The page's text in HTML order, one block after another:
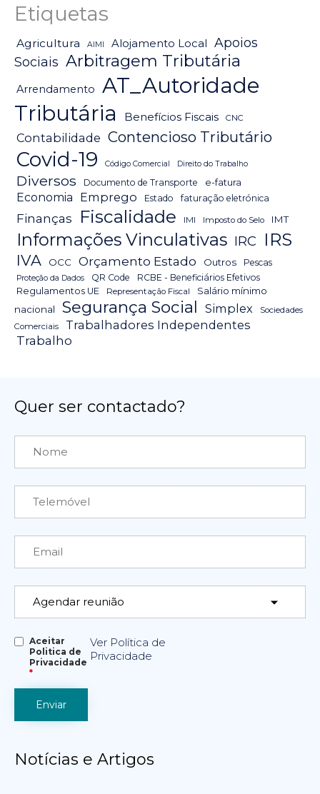
Etiquetas
Agricultura AIMI Alojamento Local
Apoios
Sociais Arbitragem Tributária
Arrendamento
AT_Autoridade
Tributária
Benefícios Fiscais CNC
Contabilidade Contencioso Tributário
Covid-19 Código Comercial Direito do Trabalho
Diversos Documento de Transporte e-fatura
Economia Emprego Estado faturação eletrónica
Finanças Fiscalidade IMI Imposto do Selo IMT
Informações Vinculativas IRC IRS
IVA OCC Orçamento Estado Outros Pescas
Proteção da Dados QR Code
RCBE - Beneficiários Efetivos
Regulamentos UE
Representação Fiscal
Salário mínimo
nacional
Segurança Social Simplex
Sociedades
Comerciais
Trabalhadores Independentes
Trabalho
Quer ser contactado?
Aceitar
Politica de
Privacidade
*
Ver Política de
Privacidade
Notícias e Artigos